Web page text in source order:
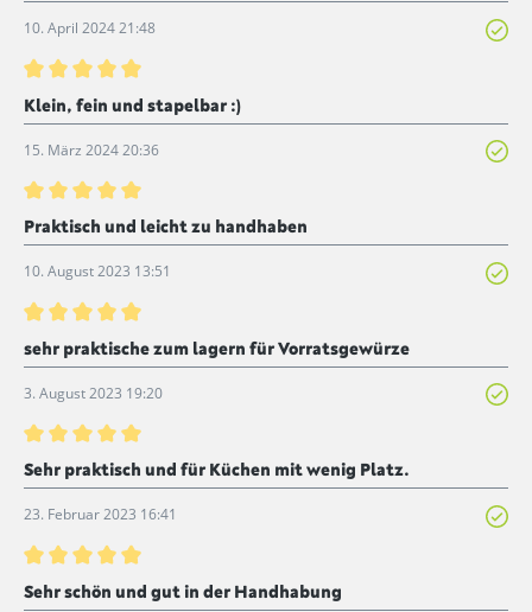
10. April 2024 21:48
Bewertung mit 5 von 5 Sternen
Klein, fein und stapelbar :)
15. März 2024 20:36
Bewertung mit 5 von 5 Sternen
Praktisch und leicht zu handhaben
10. August 2023 13:51
Bewertung mit 5 von 5 Sternen
sehr praktische zum lagern für Vorratsgewürze
3. August 2023 19:20
Bewertung mit 5 von 5 Sternen
Sehr praktisch und für Küchen mit wenig Platz.
23. Februar 2023 16:41
Bewertung mit 5 von 5 Sternen
Sehr schön und gut in der Handhabung